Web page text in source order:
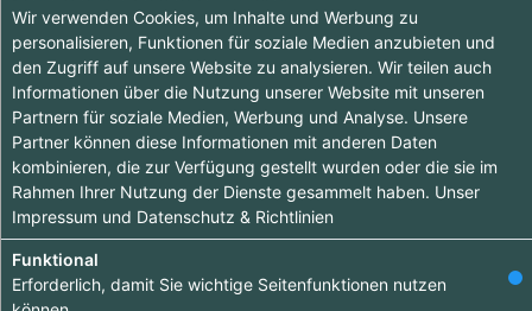
Tipp ab 15.90 €
Hebe dich ab von
anderen ab und
bringe deinen
Firmeneintrag ganz
nach vorn.
Bestelle jetzt dein
Wir verwenden Cookies, um Inhalte und Werbung zu
personalisieren, Funktionen für soziale Medien anzubieten und
den Zugriff auf unsere Website zu analysieren. Wir teilen auch
Informationen über die Nutzung unserer Website mit unseren
Partnern für soziale Medien, Werbung und Analyse. Unsere
Partner können diese Informationen mit anderen Daten
kombinieren, die zur Verfügung gestellt wurden oder die sie im
Rahmen Ihrer Nutzung der Dienste gesammelt haben. Unser
Impressum und Datenschutz & Richtlinien
Funktional
Erforderlich, damit Sie wichtige Seitenfunktionen nutzen